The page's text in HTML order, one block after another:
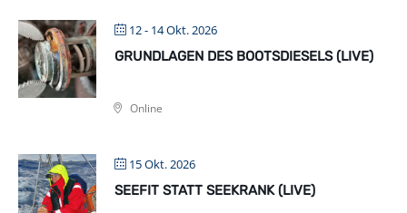
12 - 14 Okt. 2026
GRUNDLAGEN DES BOOTSDIESELS (LIVE)
Online
15 Okt. 2026
SEEFIT STATT SEEKRANK (LIVE)